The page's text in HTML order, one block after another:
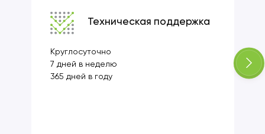
Техническая поддержка
Круглосуточно
7 дней в неделю
365 дней в году